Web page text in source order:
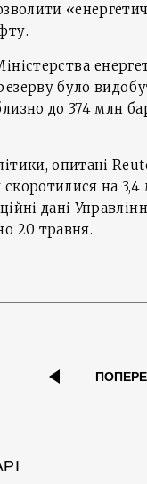
було
до 374 млн
опитані
на
дані
20 травня.